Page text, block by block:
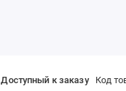
Доступный к заказу Код